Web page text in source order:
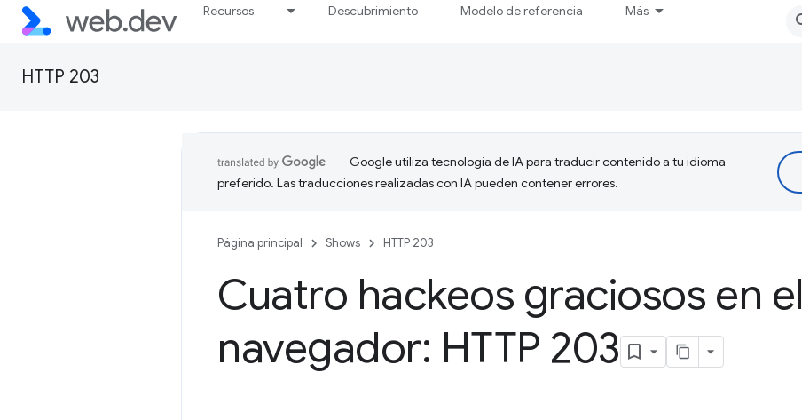
Recursos Descubrimiento Modelo de referencia Más
HTTP 203
Google utiliza tecnología de IA para traducir contenido a tu idioma
preferido. Las traducciones realizadas con IA pueden contener errores.
Página principal Shows HTTP 203
Cuatro hackeos graciosos en el
navegador: HTTP 203